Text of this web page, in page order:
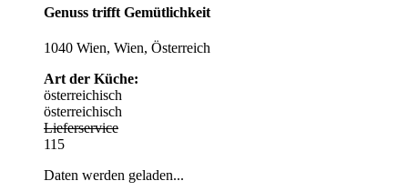
Genuss trifft Gemütlichkeit
1040 Wien, Wien, Österreich
Art der Küche:
österreichisch
österreichisch
Lieferservice
115
Daten werden geladen...